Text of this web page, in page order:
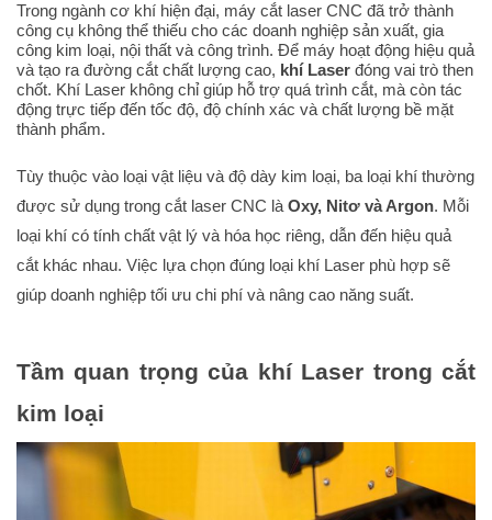
Trong ngành cơ khí hiện đại, máy cắt laser CNC đã trở thành
công cụ không thể thiếu cho các doanh nghiệp sản xuất, gia
công kim loại, nội thất và công trình. Để máy hoạt động hiệu quả
và tạo ra đường cắt chất lượng cao, khí Laser đóng vai trò then
chốt. Khí Laser không chỉ giúp hỗ trợ quá trình cắt, mà còn tác
động trực tiếp đến tốc độ, độ chính xác và chất lượng bề mặt
thành phẩm.
Tùy thuộc vào loại vật liệu và độ dày kim loại, ba loại khí thường
được sử dụng trong cắt laser CNC là Oxy, Nitơ vàArgon. Mỗi
loại khí có tính chất vật lý và hóa học riêng, dẫn đến hiệu quả
cắt khác nhau. Việc lựa chọn đúng loại khí Laser phù hợp sẽ
giúp doanh nghiệp tối ưu chi phí và nâng cao năng suất.
Tầm quan trọng của khí Laser trong cắt
kim loại